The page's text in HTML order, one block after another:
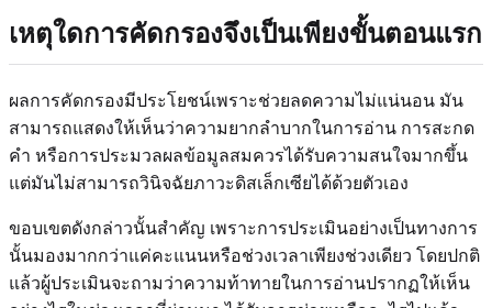
เหตุใดการคัดกรองจึงเป็นเพียงขั้นตอนแรก
ผลการคัดกรองมีประโยชน์เพราะช่วยลดความไม่แน่นอน มัน
สามารถแสดงให้เห็นว่าความยากลำบากในการอ่าน การสะกด
คำ หรือการประมวลผลข้อมูลสมควรได้รับความสนใจมากขึ้น
แต่มันไม่สามารถวินิจฉัยภาวะดิสเล็กเซียได้ด้วยตัวเอง
ขอบเขตดังกล่าวนั้นสำคัญ เพราะการประเมินอย่างเป็นทางการ
นั้นมองมากกว่าแค่คะแนนหรือช่วงเวลาเพียงช่วงเดียว โดยปกติ
แล้วผู้ประเมินจะถามว่าความท้าทายในการอ่านปรากฏให้เห็น